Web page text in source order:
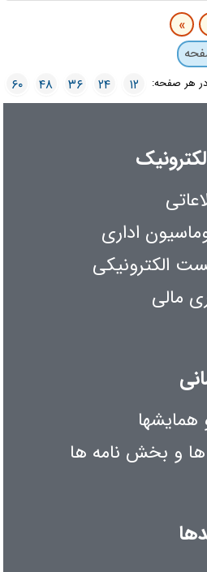
»
در هر صفحه: ۱۲ ۲۴ ۳۶ ۴۸ ۶۰
اداری
الکترونیکی
مالی
همایشها
ها و بخش نامه ها